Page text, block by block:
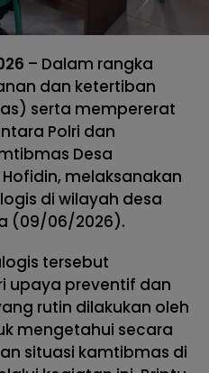
– Dalam rangka
dan ketertiban
serta mempererat
Polri dan
Desa
Hofidin, melaksanakan
di wilayah desa
(09/06/2026).
tersebut
upaya preventif dan
rutin dilakukan oleh
mengetahui secara
situasi kamtibmas di